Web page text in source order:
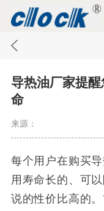
导热油厂家提
命
来源：
每个用户在购买
用寿命长的、可
说的性价比高的